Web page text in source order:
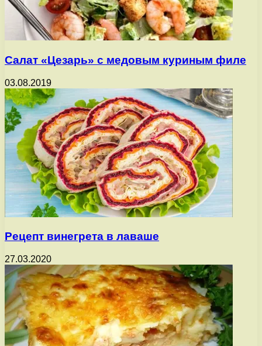
Салат «Цезарь» с медовым куриным филе
03.08.2019
Рецепт винегрета в лаваше
27.03.2020